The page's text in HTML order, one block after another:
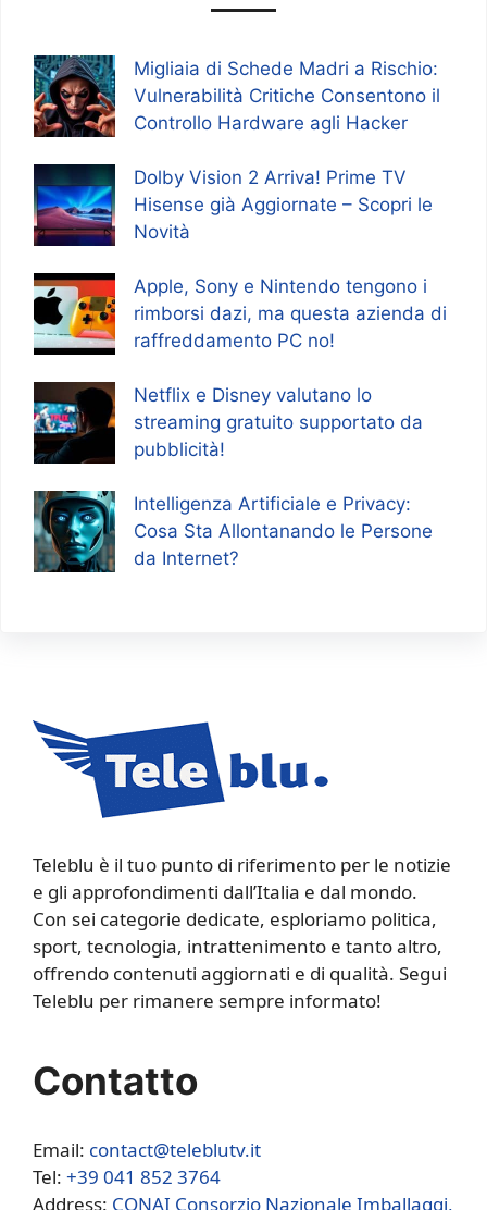
Migliaia di Schede Madri a Rischio:
Vulnerabilità Critiche Consentono il
Controllo Hardware agli Hacker
Dolby Vision 2 Arriva! Prime TV
Hisense già Aggiornate – Scopri le
Novità
Apple, Sony e Nintendo tengono i
rimborsi dazi, ma questa azienda di
raffreddamento PC no!
Netflix e Disney valutano lo
streaming gratuito supportato da
pubblicità!
Intelligenza Artificiale e Privacy:
Cosa Sta Allontanando le Persone
da Internet?
Teleblu è il tuo punto di riferimento per le notizie
e gli approfondimenti dall’Italia e dal mondo.
Con sei categorie dedicate, esploriamo politica,
sport, tecnologia, intrattenimento e tanto altro,
offrendo contenuti aggiornati e di qualità. Segui
Teleblu per rimanere sempre informato!
Contatto
Email: contact@teleblutv.it
Tel: +39 041 852 3764
Address: CONAI Consorzio Nazionale Imballaggi,